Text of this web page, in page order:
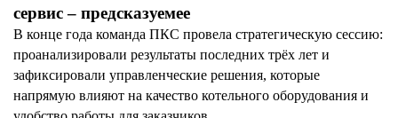
сервис – предсказуемее
В конце года команда ПКС провела стратегическую сессию:
проанализировали результаты последних трёх лет и
зафиксировали управленческие решения, которые
напрямую влияют на качество котельного оборудования и